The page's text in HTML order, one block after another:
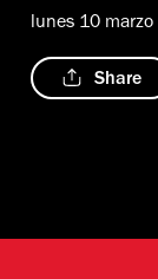
lunes 10
Share